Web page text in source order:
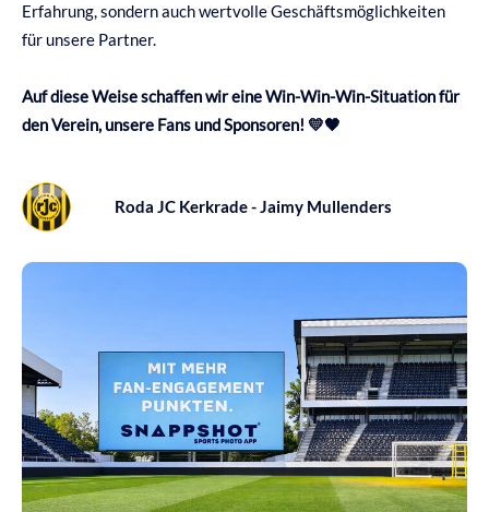
Erfahrung, sondern auch wertvolle Geschäftsmöglichkeiten
für unsere Partner.
Auf diese Weise schaffen wir eine Win-Win-Win-Situation für
den Verein, unsere Fans und Sponsoren! 💛🖤
Roda JC Kerkrade - Jaimy Mullenders